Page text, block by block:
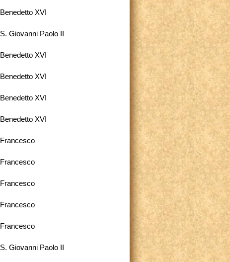
Benedetto XVI
S. Giovanni Paolo II
Benedetto XVI
Benedetto XVI
Benedetto XVI
Benedetto XVI
Francesco
Francesco
Francesco
Francesco
Francesco
S. Giovanni Paolo II